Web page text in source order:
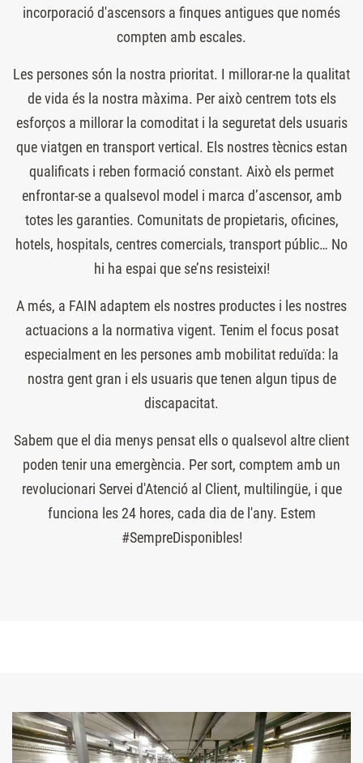
incorporació d'ascensors a finques antigues que només
compten amb escales.
Les persones són la nostra prioritat. I millorar-ne la qualitat
de vida és la nostra màxima. Per això centrem tots els
esforços a millorar la comoditat i la seguretat dels usuaris
que viatgen en transport vertical. Els nostres tècnics estan
qualificats i reben formació constant. Això els permet
enfrontar-se a qualsevol model i marca d’ascensor, amb
totes les garanties. Comunitats de propietaris, oficines,
hotels, hospitals, centres comercials, transport públic… No
hi ha espai que se’ns resisteixi!
A més, a FAIN adaptem els nostres productes i les nostres
actuacions a la normativa vigent. Tenim el focus posat
especialment en les persones amb mobilitat reduïda: la
nostra gent gran i els usuaris que tenen algun tipus de
discapacitat.
Sabem que el dia menys pensat ells o qualsevol altre client
poden tenir una emergència. Per sort, comptem amb un
revolucionari Servei d'Atenció al Client, multilingüe, i que
funciona les 24 hores, cada dia de l'any. Estem
#SempreDisponibles!